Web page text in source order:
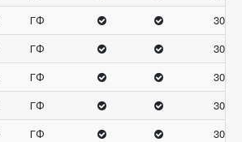
ГФ
30.66
ГФ
30.66
ГФ
30.33
ГФ
30.33
ГФ
30.33